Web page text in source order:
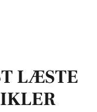
LÆSTE